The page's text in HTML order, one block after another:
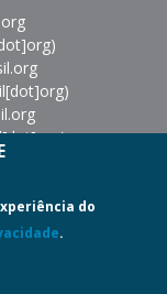
de Uso
Association do
do
.